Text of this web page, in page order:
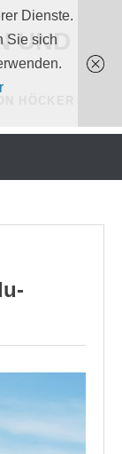
Dienste.
Sie sich